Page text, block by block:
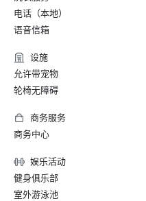
电话（本地）
语音信箱
设施
允许带宠物
轮椅无障碍
商务服务
商务中心
娱乐活动
健身俱乐部
室外游泳池